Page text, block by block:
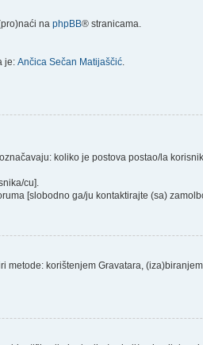
na phpBB® stranicama.
je: Ančica Sečan Matijaščić.
koliko je postova postao/la
cu].
[slobodno ga/ju kontaktirajte (sa)
metode: korištenjem Gravatara,